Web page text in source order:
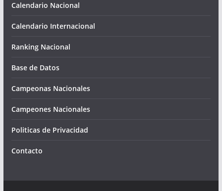
Calendario Nacional
Calendario Internacional
Ranking Nacional
Base de Datos
Campeonas Nacionales
Campeones Nacionales
Politicas de Privacidad
Contacto